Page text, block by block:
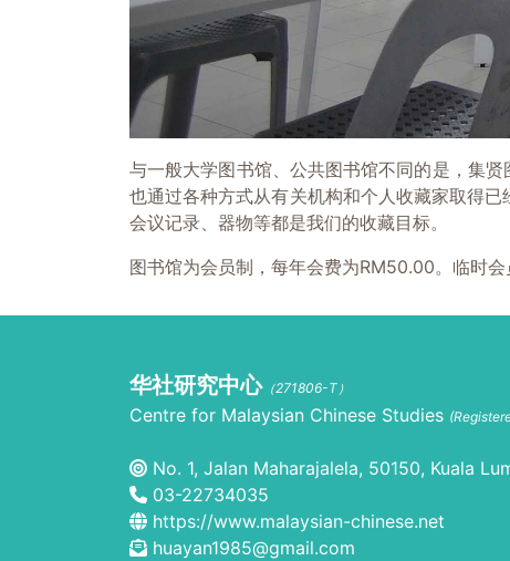
与一般大学图书馆、公共图书馆不同的是，集
也通过各种方式从有关机构和个人收藏家取得
会议记录、器物等都是我们的收藏目标。
图书馆为会员制，每年会费为RM50.00。临时
华社研究中心（271806-T）
Centre for Malaysian Chinese Studies
No. 1, Jalan Maharajalela, 50150, Kuala
03-22734035
https://www.malaysian-chinese.net
huayan1985@gmail.com